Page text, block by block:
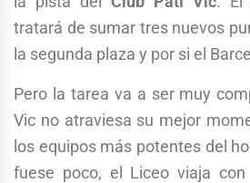
tratará de sumar tres nuevos
la segunda plaza y por si el
Pero la tarea va a ser muy
Vic no atraviesa su mejor
los equipos más potentes del
fuese poco, el Liceo viaja